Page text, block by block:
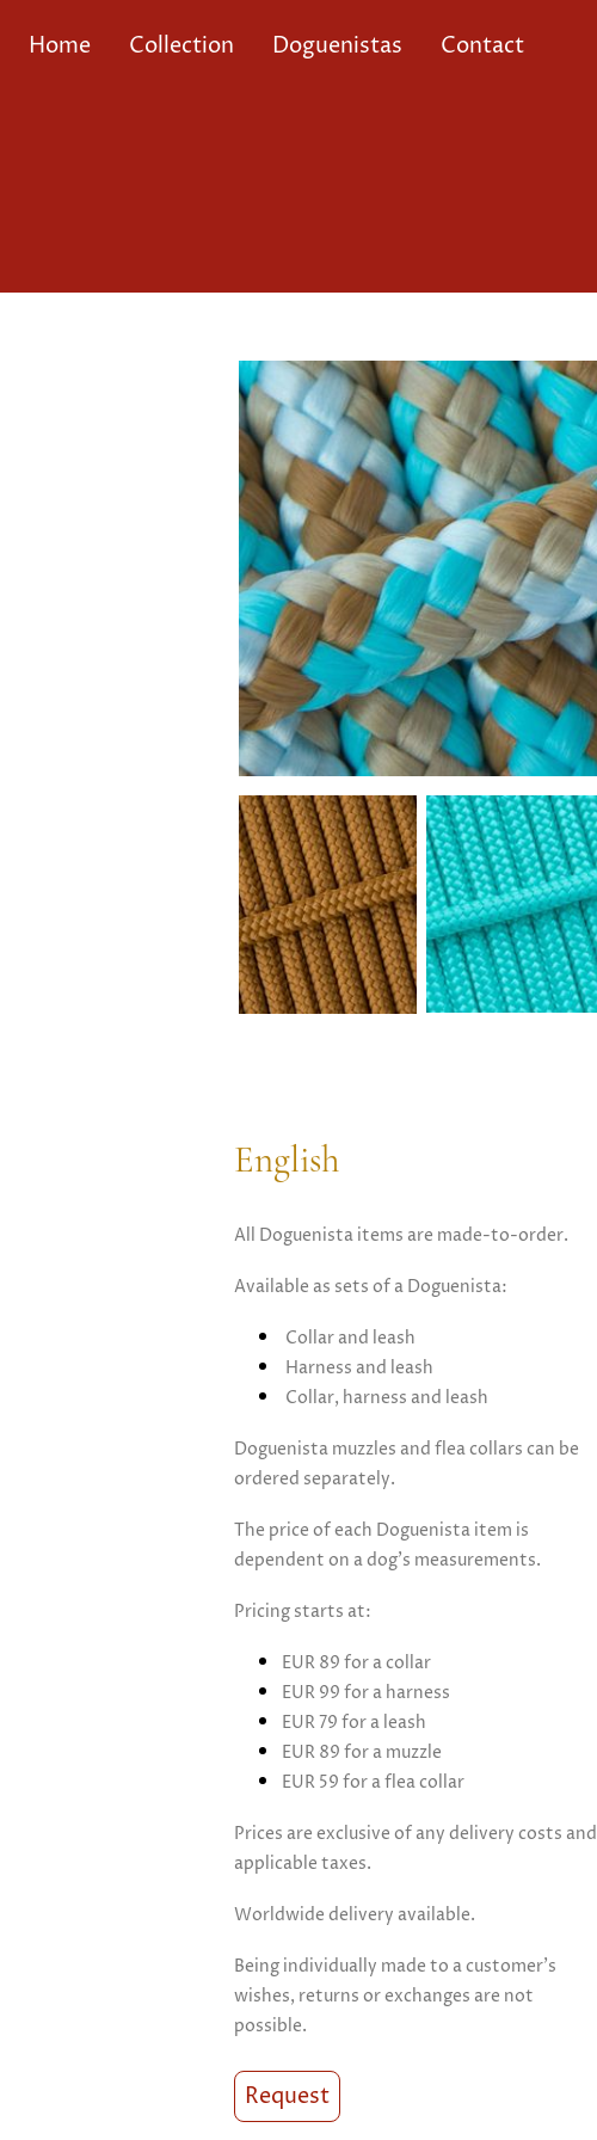
Home Collection Doguenistas Contact
English
All Doguenista items are made-to-order.
Available as sets of a Doguenista:
Collar and leash
Harness and leash
Collar, harness and leash
Doguenista muzzles and flea collars can be
ordered separately.
The price of each Doguenista item is
dependent on a dog's measurements.
Pricing starts at:
EUR 89 for a collar
EUR 99 for a harness
EUR 79 for a leash
EUR 89 for a muzzle
EUR 59 for a flea collar
Prices are exclusive of any delivery costs and
applicable taxes.
Worldwide delivery available.
Being individually made to a customer's
wishes, returns or exchanges are not
possible.
Request